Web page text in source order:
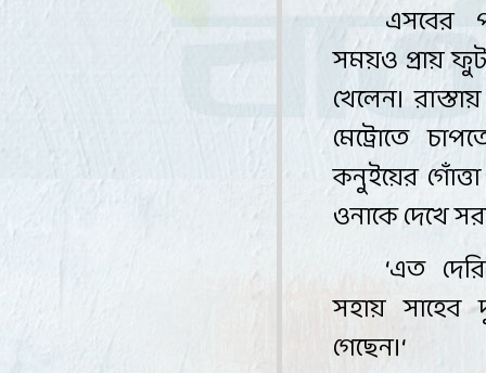
এসবের
সময়ও প্রায়
খেলেন।
মেট্রোতে
কনুইয়ের
ওনাকে দেখে
‘এত
সহায়
গেছেন।‘